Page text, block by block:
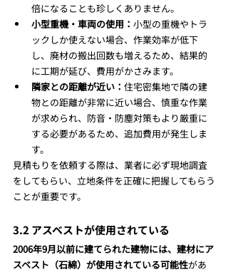
倍になることも珍しくありません。
小型重機・車両の使用： 小型の重機やトラ
ックしか使えない場合、作業効率が低下
し、廃材の搬出回数も増えるため、結果的
に工期が延び、費用がかさみます。
隣家との距離が近い： 住宅密集地で隣の建
物との距離が非常に近い場合、慎重な作業
が求められ、防音・防塵対策もより厳重に
する必要があるため、追加費用が発生しま
す。
見積もりを依頼する際は、業者に必ず現地調査
をしてもらい、立地条件を正確に把握してもらう
ことが重要です。
3.2 アスベストが使用されている
2006年9月以前に建てられた建物には、建材にア
スベスト（石綿）が使用されている可能性があ